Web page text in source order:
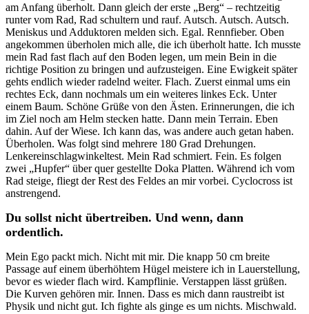
am Anfang überholt. Dann gleich der erste „Berg“ – rechtzeitig
runter vom Rad, Rad schultern und rauf. Autsch. Autsch. Autsch.
Meniskus und Adduktoren melden sich. Egal. Rennfieber. Oben
angekommen überholen mich alle, die ich überholt hatte. Ich musste
mein Rad fast flach auf den Boden legen, um mein Bein in die
richtige Position zu bringen und aufzusteigen. Eine Ewigkeit später
gehts endlich wieder radelnd weiter. Flach. Zuerst einmal ums ein
rechtes Eck, dann nochmals um ein weiteres linkes Eck. Unter
einem Baum. Schöne Grüße von den Ästen. Erinnerungen, die ich
im Ziel noch am Helm stecken hatte. Dann mein Terrain. Eben
dahin. Auf der Wiese. Ich kann das, was andere auch getan haben.
Überholen. Was folgt sind mehrere 180 Grad Drehungen.
Lenkereinschlagwinkeltest. Mein Rad schmiert. Fein. Es folgen
zwei „Hupfer“ über quer gestellte Doka Platten. Während ich vom
Rad steige, fliegt der Rest des Feldes an mir vorbei. Cyclocross ist
anstrengend.
Du sollst nicht übertreiben. Und wenn, dann
ordentlich.
Mein Ego packt mich. Nicht mit mir. Die knapp 50 cm breite
Passage auf einem überhöhtem Hügel meistere ich in Lauerstellung,
bevor es wieder flach wird. Kampflinie. Verstappen lässt grüßen.
Die Kurven gehören mir. Innen. Dass es mich dann raustreibt ist
Physik und nicht gut. Ich fighte als ginge es um nichts. Mischwald.